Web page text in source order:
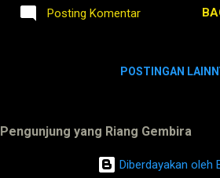
PT. Smelting Co dan
Lamong merupakan
Indonesia III). Sesuai
berkomitmen memacu
Lamong yang
Posting Komentar
POSTINGAN
Pengunjung yang Riang Gembira
Diberdayakan oleh